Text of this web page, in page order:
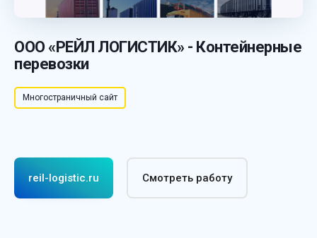
ООО «РЕЙЛ ЛОГИСТИК» - Контейнерные
перевозки
Многостраничный сайт
reil-logistic.ru Смотреть работу